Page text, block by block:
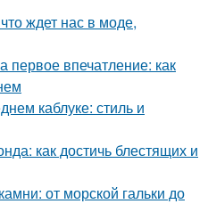
ждет нас в моде,
впечатление: как
каблуке: стиль и
как достичь блестящих и
от морской гальки до